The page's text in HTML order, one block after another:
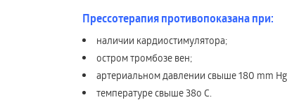
Прессотерапия противопоказана при:
наличии кардиостимулятора;
остром тромбозе вен;
артериальном давлении свыше 180 mm
температуре свыше 38о С.